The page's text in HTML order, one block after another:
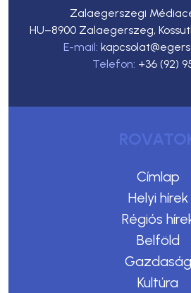
Zalaegerszegi
HU–8900 Zalaegerszeg,
E-mail:
Telefon: +36 (92)
Címlap
Helyi hírek
Régiós
Belföld
Gazdaság
Kultúra